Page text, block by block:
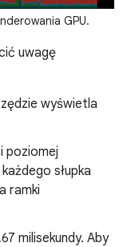
GPU.
uwagę
wyświetla
poziomej
słupka
ramki
milisekundy. Aby